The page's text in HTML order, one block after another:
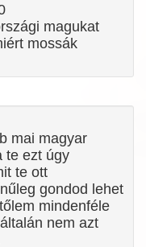
magukat
mossák
mai magyar
te ezt úgy
te ott
gondod lehet
mindenféle
nem azt